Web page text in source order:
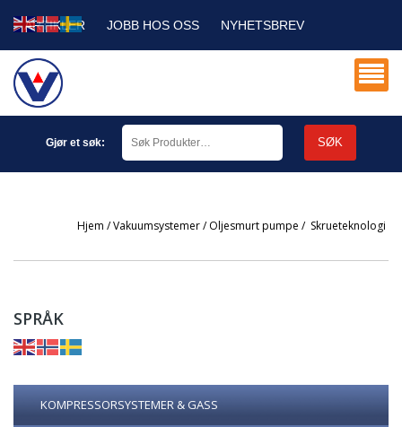
ARTIKLER JOBB HOS OSS NYHETSBREV
SERVICE DB
Gjør et søk: SØK
Hjem /Vakuumsystemer/ Oljesmurt pumpe / skrueteknologi
SPRÅK
KOMPRESSORSYSTEMER & GASS